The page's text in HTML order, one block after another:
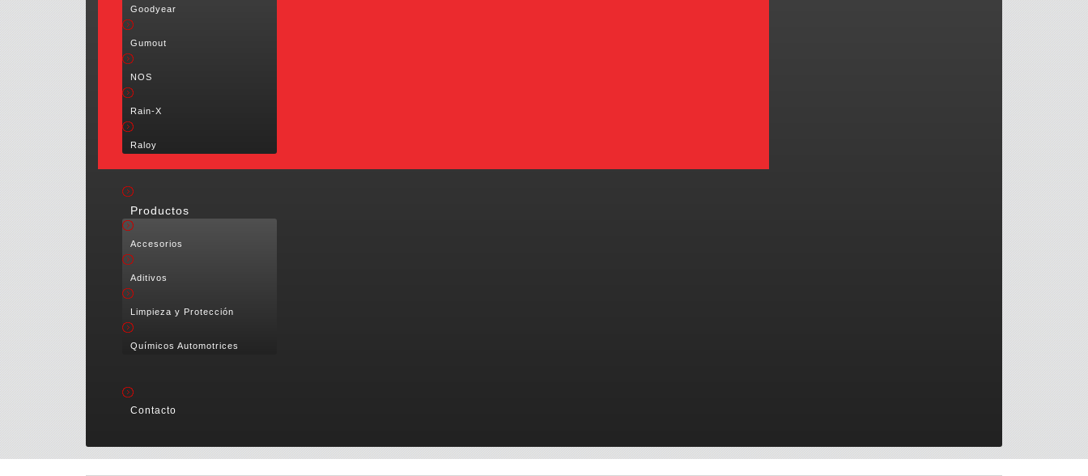
Goodyear
Gumout
NOS
Rain-X
Raloy
Productos
Accesorios
Aditivos
Limpieza y Protección
Químicos Automotrices
Contacto